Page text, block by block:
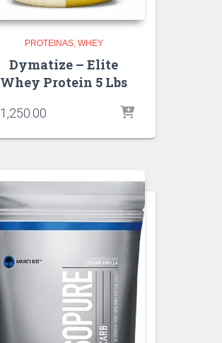
PROTEINAS WHEY
Dymatize – Elite
Whey Protein 5 Lbs
1,250.00